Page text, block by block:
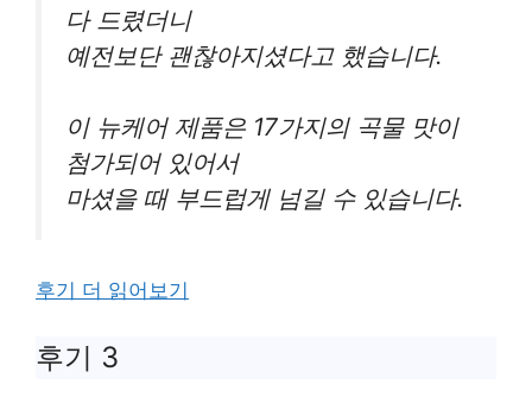
다 드렸더니
예전보단 괜찮아지셨다고 했습니다.
이 뉴케어 제품은 17가지의 곡물 맛이
첨가되어 있어서
마셨을 때 부드럽게 넘길 수 있습니다.
후기 더 읽어보기
후기 3